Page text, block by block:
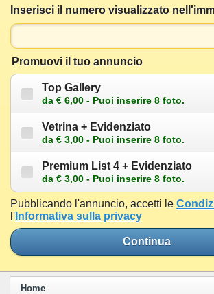
Inserisci il numero visualizzato
Promuovi il tuo annuncio
Top Gallery
da € 6,00 - Puoi inserire 8 foto.
Vetrina + Evidenziato
da € 3,00 - Puoi inserire 8 foto.
Premium List 4 + Evidenziato
da € 3,00 - Puoi inserire 8 foto.
Pubblicando l'annuncio, accetti le
l' Informativa sulla privacy
Continua
Home